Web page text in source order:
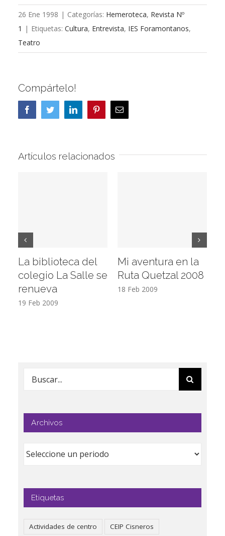
26 Ene 1998 | Categorías: Hemeroteca, Revista Nº
1 | Etiquetas: Cultura, Entrevista, IES Foramontanos,
Teatro
Compártelo!
FacebookTwitterLinkedInPinterestCorreo
electrónico
Artículos relacionados
La biblioteca del
colegio La Salle se
renueva
19 Feb 2009
Mi aventura en la
Ruta Quetzal 2008
18 Feb 2009
Buscar:
Archivos
Etiquetas
Actividades de centro
CEIP Cisneros